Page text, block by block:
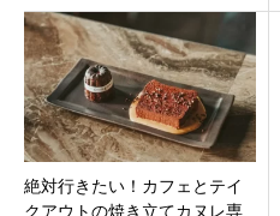
崎にオープン！
絶対行きたい！カフェとテイ
クアウトの焼き立てカヌレ専